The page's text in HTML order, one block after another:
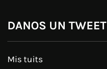
DANOS UN TWEET
Mis tuits